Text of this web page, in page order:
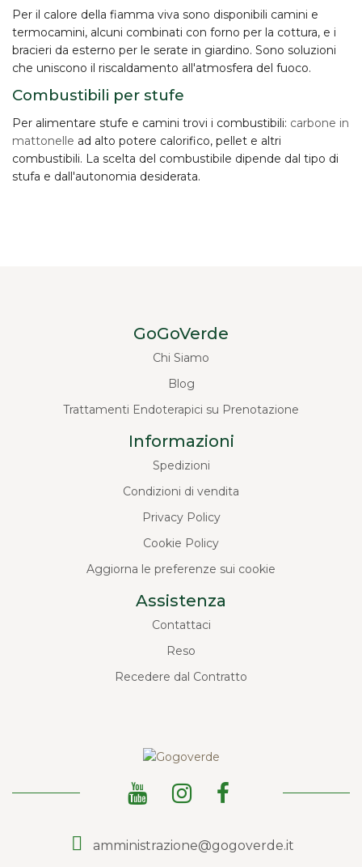
Per il calore della fiamma viva sono disponibili camini e
termocamini, alcuni combinati con forno per la cottura, e i
bracieri da esterno per le serate in giardino. Sono soluzioni
che uniscono il riscaldamento all'atmosfera del fuoco.
Combustibili per stufe
Per alimentare stufe e camini trovi i combustibili: carbone in
mattonelle ad alto potere calorifico, pellet e altri
combustibili. La scelta del combustibile dipende dal tipo di
stufa e dall'autonomia desiderata.
GoGoVerde
Chi Siamo
Blog
Trattamenti Endoterapici su Prenotazione
Informazioni
Spedizioni
Condizioni di vendita
Privacy Policy
Cookie Policy
Aggiorna le preferenze sui cookie
Assistenza
Contattaci
Reso
Recedere dal Contratto
amministrazione@gogoverde.it